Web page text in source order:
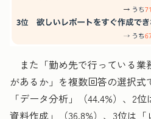
また「勤め先で行っている業
があるか」を複数回答の選択式
「データ分析」（44.4%）、2
資料作成」（36.8%）、3位は「